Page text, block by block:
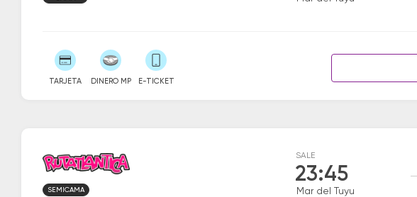
TARJETA DINERO MP E-TICKET
SALE
23:45
Mar del Tuyu
SEMICAMA